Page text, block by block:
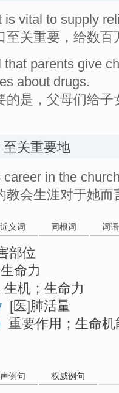
is vital to supply
至关重要，给数
that parents give
about drugs.
的是，父母们给
至关重要地
career in the
教会生涯对于她而
义词 同根词 词
部位
生命力
生机；生命力
[医]肺活量
重要作用；生命机
例句 权威例句